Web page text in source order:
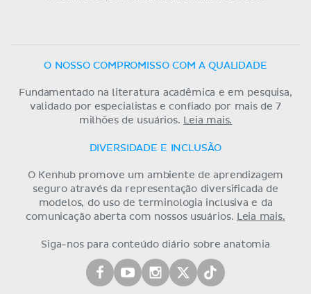
O NOSSO COMPROMISSO COM A QUALIDADE
Fundamentado na literatura acadêmica e em pesquisa,
validado por especialistas e confiado por mais de 7
milhões de usuários.
Leia mais.
DIVERSIDADE E INCLUSÃO
O Kenhub promove um ambiente de aprendizagem
seguro através da representação diversificada de
modelos, do uso de terminologia inclusiva e da
comunicação aberta com nossos usuários.
Leia mais.
Siga-nos para conteúdo diário sobre anatomia